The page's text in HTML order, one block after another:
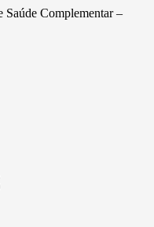
Saúde Complementar –